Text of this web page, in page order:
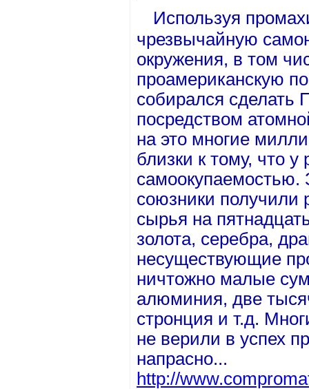
Используя
чрезвычайную
окружения, в том
проамериканскую
собирался сделать
посредством
на это многие
близки к тому, что у
союзники получили
сырья на
золота, серебра,
несуществующие
ничтожно малые
алюминия, две
стронция и т.д.
не верили в успех
напрасно...
http://